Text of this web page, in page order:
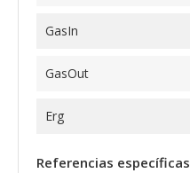
GasIn
GasOut
Erg
Referencias específicas